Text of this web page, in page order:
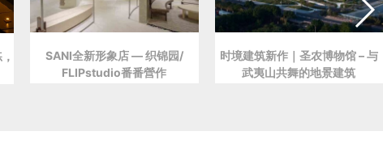
SANI全新形象店 — 织锦园/
FLIPstudio番番營作
时境建筑新作｜圣农博物馆 – 与
武夷山共舞的地景建筑